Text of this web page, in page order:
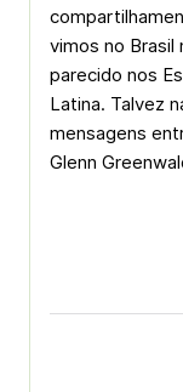
vimos no Brasil
parecido nos
Latina. Talvez
mensagens
Glenn